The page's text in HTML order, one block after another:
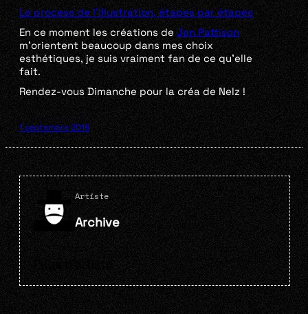
Le process de l’illustration, étapes par étapes
En ce moment les créations de Jen Pattison
m’orientent beaucoup dans mes choix
esthétiques, je suis vraiment fan de ce qu’elle
fait.
Rendez-vous Dimanche pour la créa de Nelz !
1 septembre 2016
Artiste
Archive